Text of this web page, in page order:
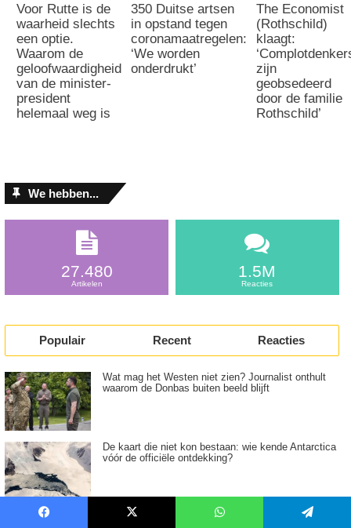
Voor Rutte is de
waarheid slechts
een optie.
Waarom de
geloofwaardigheid
van de minister-
president
helemaal weg is
350 Duitse artsen
in opstand tegen
coronamaatregelen:
‘We worden
onderdrukt’
The Economist
(Rothschild)
klaagt:
zijn
geobsedeerd
door de familie
Rothschild’
We hebben...
27.480
Artikelen
1.5M
Reacties
Populair Recent Reacties
Wat mag het Westen niet zien? Journalist onthult
waarom de Donbas buiten beeld blijft
De kaart die niet kon bestaan: wie kende Antarctica
vóór de officiële ontdekking?
Schokkende beelden: is de volgende migratiegolf al